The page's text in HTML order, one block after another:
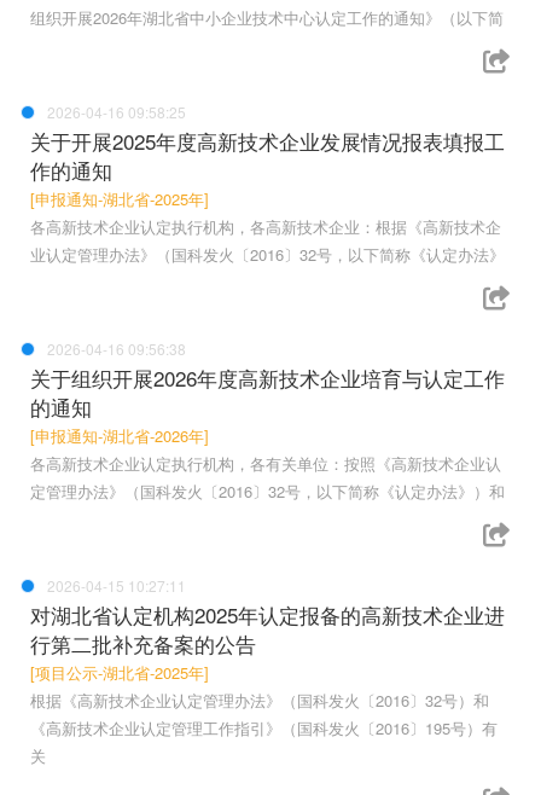
组织开展2026年湖北省中小企业技术中心认定工作的通知》（以下简
2026-04-16 09:58:25
关于开展2025年度高新技术企业发展情况报表填报工
作的通知
[申报通知-湖北省-2025年]
各高新技术企业认定执行机构，各高新技术企业：根据《高新技术企
业认定管理办法》（国科发火〔2016〕32号，以下简称《认定办法》
2026-04-16 09:56:38
关于组织开展2026年度高新技术企业培育与认定工作
的通知
[申报通知-湖北省-2026年]
各高新技术企业认定执行机构，各有关单位：按照《高新技术企业认
定管理办法》（国科发火〔2016〕32号，以下简称《认定办法》）和
2026-04-15 10:27:11
对湖北省认定机构2025年认定报备的高新技术企业进
行第二批补充备案的公告
[项目公示-湖北省-2025年]
根据《高新技术企业认定管理办法》（国科发火〔2016〕32号）和
《高新技术企业认定管理工作指引》（国科发火〔2016〕195号）有
关